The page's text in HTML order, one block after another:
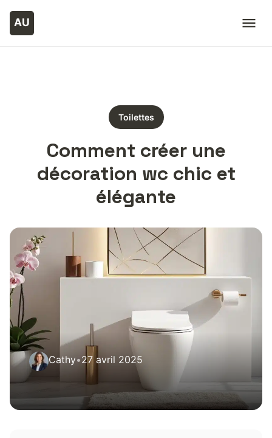
Toilettes
Comment créer une
décoration wc chic et
élégante
Cathy•27 avril 2025